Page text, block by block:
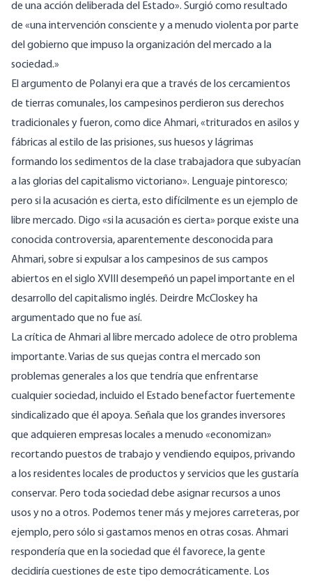
de una acción deliberada del Estado». Surgió como resultado
de «una intervención consciente y a menudo violenta por parte
del gobierno que impuso la organización del mercado a la
sociedad.»
El argumento de Polanyi era que a través de los cercamientos
de tierras comunales, los campesinos perdieron sus derechos
tradicionales y fueron, como dice Ahmari, «triturados en asilos y
fábricas al estilo de las prisiones, sus huesos y lágrimas
formando los sedimentos de la clase trabajadora que subyacían
a las glorias del capitalismo victoriano». Lenguaje pintoresco;
pero si la acusación es cierta, esto difícilmente es un ejemplo de
libre mercado. Digo «si la acusación es cierta» porque existe una
conocida controversia, aparentemente desconocida para
Ahmari, sobre si expulsar a los campesinos de sus campos
abiertos en el siglo XVIII desempeñó un papel importante en el
desarrollo del capitalismo inglés. Deirdre McCloskey ha
argumentado que no fue así.
La crítica de Ahmari al libre mercado adolece de otro problema
importante. Varias de sus quejas contra el mercado son
problemas generales a los que tendría que enfrentarse
cualquier sociedad, incluido el Estado benefactor fuertemente
sindicalizado que él apoya. Señala que los grandes inversores
que adquieren empresas locales a menudo «economizan»
recortando puestos de trabajo y vendiendo equipos, privando
a los residentes locales de productos y servicios que les gustaría
conservar. Pero toda sociedad debe asignar recursos a unos
usos y no a otros. Podemos tener más y mejores carreteras, por
ejemplo, pero sólo si gastamos menos en otras cosas. Ahmari
respondería que en la sociedad que él favorece, la gente
decidiría cuestiones de este tipo democráticamente. Los